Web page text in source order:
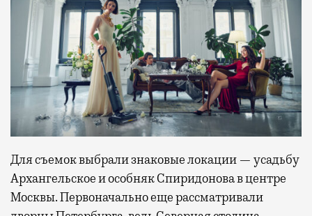
Для съемок выбрали знаковые локации — усадьбу
Архангельское и особняк Спиридонова в центре
Москвы. Первоначально еще рассматривали